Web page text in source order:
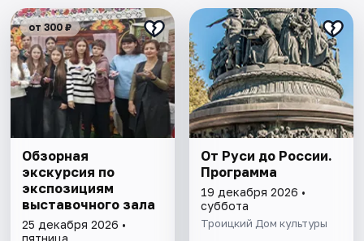
от 300 ₽
Обзорная
экскурсия по
экспозициям
выставочного зала
25 декабря 2026 •
От Руси до России.
Программа
19 декабря 2026 •
суббота
Троицкий Дом культуры